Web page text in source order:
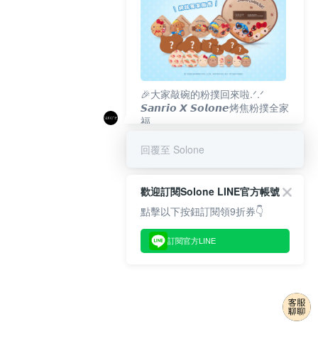
🎉大家敲碗的粉撲回來啦.ᐟ‪‪.ᐟ
𝙎𝙖𝙣𝙧𝙞𝙤 𝙓 𝙎𝙤𝙡𝙤𝙣𝙚烤焦粉撲全家
福
回覆至 Solone
歡迎訂閱Solone LINE官方帳號
點擊以下按鈕訂閱領9折券👇
訂閱官方LINE